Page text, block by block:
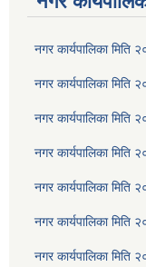
नगर कार्यपालिका
नगर कार्यपालिका
नगर कार्यपालिका
नगर कार्यपालिका
नगर कार्यपालिका
नगर कार्यपालिका
नगर कार्यपालिका